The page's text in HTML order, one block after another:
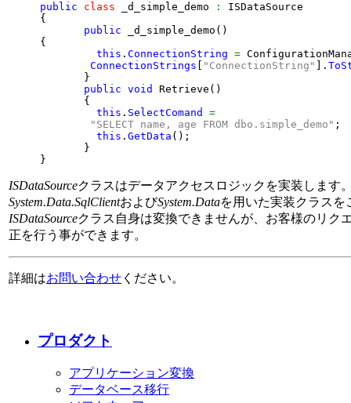
public class _d_simple_demo :
{
public _d_simple_demo ( )
{
this . ConnectionString =
ConnectionStrings
"ConnectionString" .
}
public void Retrieve ( )
{
this . SelectComand
=
"SELECT name, age FROM dbo.simple_demo" ;
this . GetData ( ) ;
}
}
ISDataSourceクラスはデータアクセスロジックを実装します
System.Data.SqlClientおよびSystem.Dataを用いた実装クラスを
ISDataSourceクラス自身は変換できませんが、お客様のリク
正を行う事ができます。
詳細はお問い合わせ ください。
プロダクト
アプリケーション変換
データベース移行